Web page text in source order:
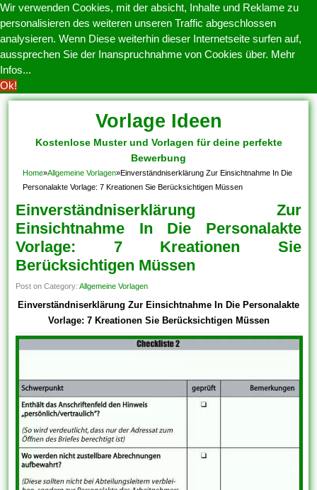
Wir verwenden Cookies, mit der absicht, Inhalte und Reklame zu
personalisieren des weiteren unseren Traffic abgeschlossen
analysieren. Wenn Diese weiterhin dieser Internetseite surfen auf,
aussprechen Sie der Inanspruchnahme von Cookies über. Mehr
Infos...
Ok!
Vorlage Ideen
Kostenlose Muster und Vorlagen für deine perfekte
Bewerbung
Home»Allgemeine Vorlagen»Einverständniserklärung Zur Einsichtnahme In Die
Personalakte Vorlage: 7 Kreationen Sie Berücksichtigen Müssen
Einverständniserklärung Zur
Einsichtnahme In Die Personalakte
Vorlage: 7 Kreationen Sie
Berücksichtigen Müssen
Post on Category:Allgemeine Vorlagen
Einverständniserklärung Zur Einsichtnahme In Die Personalakte
Vorlage: 7 Kreationen Sie Berücksichtigen Müssen